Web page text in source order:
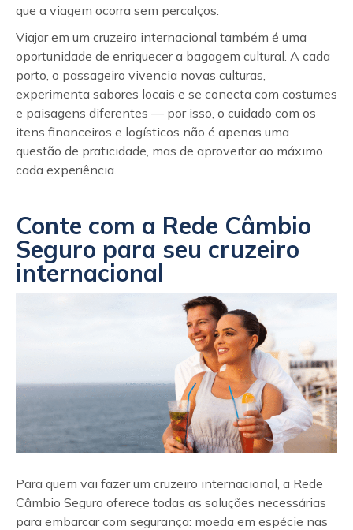
que a viagem ocorra sem percalços.
Viajar em um cruzeiro internacional também é uma
oportunidade de enriquecer a bagagem cultural. A cada
porto, o passageiro vivencia novas culturas,
experimenta sabores locais e se conecta com costumes
e paisagens diferentes — por isso, o cuidado com os
itens financeiros e logísticos não é apenas uma
questão de praticidade, mas de aproveitar ao máximo
cada experiência.
Conte com a Rede Câmbio
Seguro para seu cruzeiro
internacional
Para quem vai fazer um cruzeiro internacional, a Rede
Câmbio Seguro oferece todas as soluções necessárias
para embarcar com segurança: moeda em espécie nas